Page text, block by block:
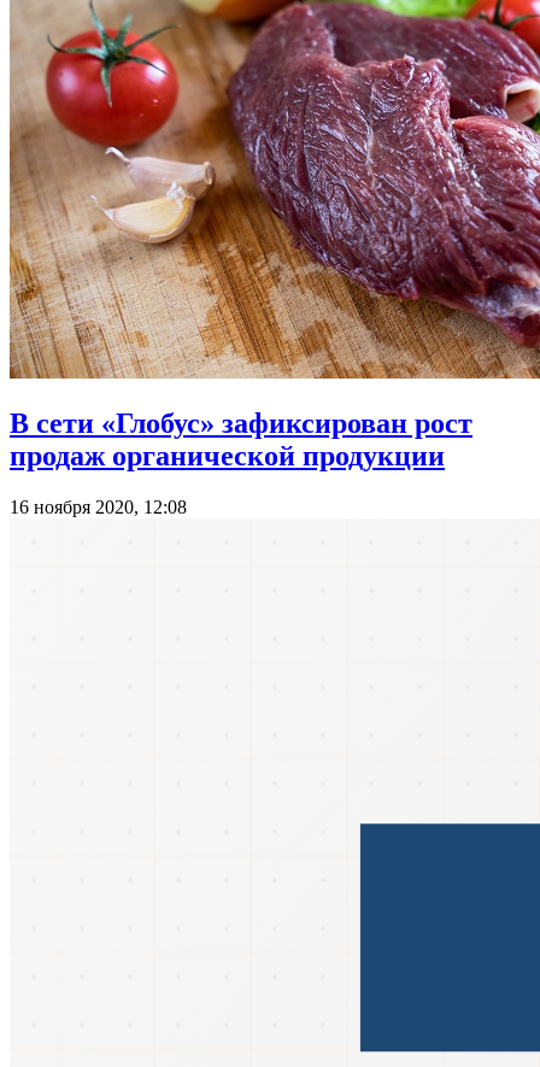
В сети «Глобус» зафиксирован рост
продаж органической продукции
16 ноября 2020, 12:08